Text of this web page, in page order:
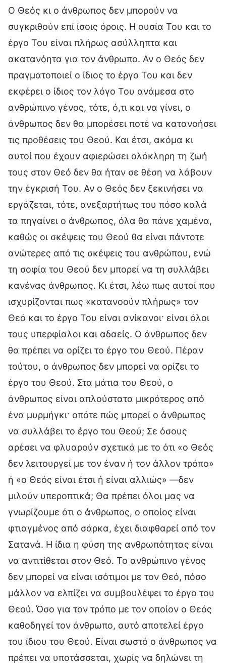
Ο Θεός κι ο άνθρωπος δεν μπορούν να
συγκριθούν επί ίσοις όροις. Η ουσία Του και το
έργο Του είναι πλήρως ασύλληπτα και
ακατανόητα για τον άνθρωπο. Αν ο Θεός δεν
πραγματοποιεί ο ίδιος το έργο Του και δεν
εκφέρει ο ίδιος τον λόγο Του ανάμεσα στο
ανθρώπινο γένος, τότε, ό,τι και να γίνει, ο
άνθρωπος δεν θα μπορέσει ποτέ να κατανοήσει
τις προθέσεις του Θεού. Και έτσι, ακόμα κι
αυτοί που έχουν αφιερώσει ολόκληρη τη ζωή
τους στον Θεό δεν θα ήταν σε θέση να λάβουν
την έγκρισή Του. Αν ο Θεός δεν ξεκινήσει να
εργάζεται, τότε, ανεξαρτήτως του πόσο καλά
τα πηγαίνει ο άνθρωπος, όλα θα πάνε χαμένα,
καθώς οι σκέψεις του Θεού θα είναι πάντοτε
ανώτερες από τις σκέψεις του ανθρώπου, ενώ
τη σοφία του Θεού δεν μπορεί να τη συλλάβει
κανένας άνθρωπος. Κι έτσι, λέω πως αυτοί που
ισχυρίζονται πως «κατανοούν πλήρως» τον
Θεό και το έργο Του είναι ανίκανοι· είναι όλοι
τους υπερφίαλοι και αδαείς. Ο άνθρωπος δεν
θα πρέπει να ορίζει το έργο του Θεού. Πέραν
τούτου, ο άνθρωπος δεν μπορεί να ορίζει το
έργο του Θεού. Στα μάτια του Θεού, ο
άνθρωπος είναι απλούστατα μικρότερος από
ένα μυρμήγκι· οπότε πώς μπορεί ο άνθρωπος
να συλλάβει το έργο του Θεού; Σε όσους
αρέσει να φλυαρούν σχετικά με το ότι «ο Θεός
δεν λειτουργεί με τον έναν ή τον άλλον τρόπο»
ή «ο Θεός είναι έτσι ή είναι αλλιώς» —δεν
μιλούν υπεροπτικά; Θα πρέπει όλοι μας να
γνωρίζουμε ότι ο άνθρωπος, ο οποίος είναι
φτιαγμένος από σάρκα, έχει διαφθαρεί από τον
Σατανά. Η ίδια η φύση της ανθρωπότητας είναι
να αντιτίθεται στον Θεό. Το ανθρώπινο γένος
δεν μπορεί να είναι ισότιμοι με τον Θεό, πόσο
μάλλον να ελπίζει να συμβουλέψει το έργο του
Θεού. Όσο για τον τρόπο με τον οποίον ο Θεός
καθοδηγεί τον άνθρωπο, αυτό αποτελεί έργο
του ίδιου του Θεού. Είναι σωστό ο άνθρωπος να
πρέπει να υποτάσσεται, χωρίς να δηλώνει τη